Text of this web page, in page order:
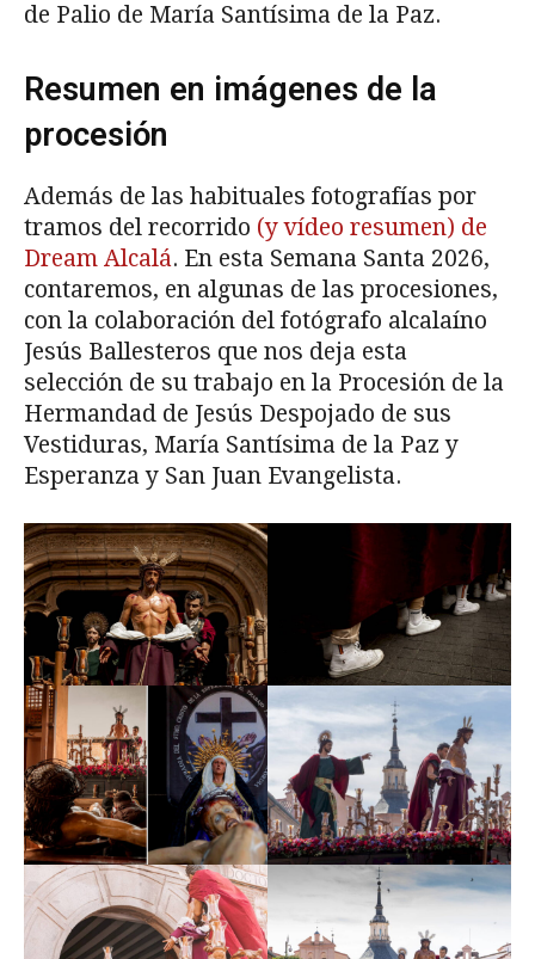
de Palio de María Santísima de la Paz.
Resumen en imágenes de la
procesión
Además de las habituales fotografías por
tramos del recorrido (y vídeo resumen) de
Dream Alcalá. En esta Semana Santa 2026,
contaremos, en algunas de las procesiones,
con la colaboración del fotógrafo alcalaíno
Jesús Ballesteros que nos deja esta
selección de su trabajo en la Procesión de la
Hermandad de Jesús Despojado de sus
Vestiduras, María Santísima de la Paz y
Esperanza y San Juan Evangelista.